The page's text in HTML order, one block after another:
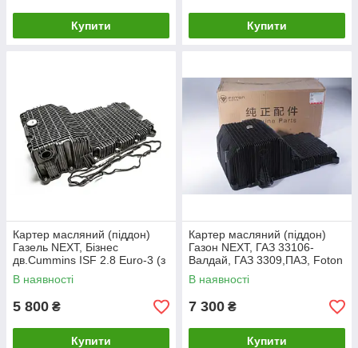
Купити Купити
Картер масляний (піддон)
Газель NEXT, Бізнес
дв.Cummins ISF 2.8 Euro-3 (з
прокладкою) (пр.о Cummins
Investmen)
В наявності
5 800 ₴
Купити
Картер масляний (піддон)
Газон NEXT, ГАЗ 33106-
Валдай, ГАЗ 3309,ПАЗ, Foton
дв. Cummins ISF 3.8 (пр.о
Cummins)
В наявності
7 300 ₴
Купити